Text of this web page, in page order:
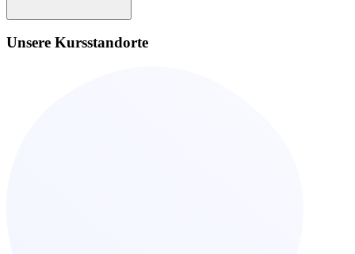
Unsere Kursstandorte